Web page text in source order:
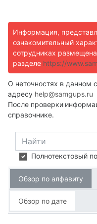
Информация,
ознакомительный
сотрудниках
разделе https://
О неточностях в данном
адресу help@samgups.ru
После проверки
справочнике.
Найти
Полнотекстовый
Обзор по алфавиту
Обзор по дате